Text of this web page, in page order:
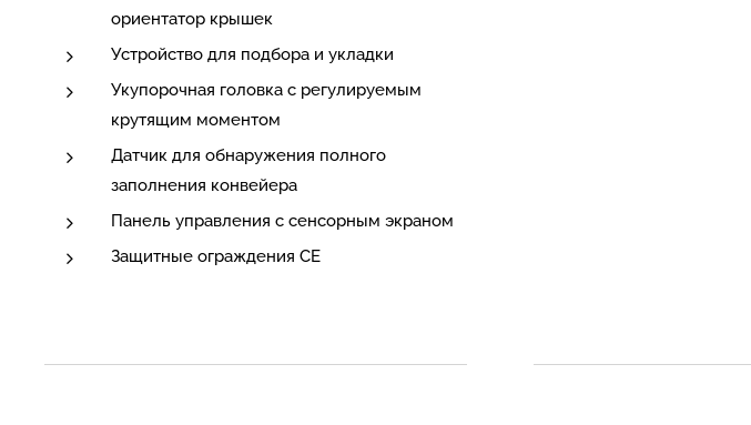
ориентатор крышек
Устройство для подбора и укладки
Укупорочная головка с регулируемым
крутящим моментом
Датчик для обнаружения полного
заполнения конвейера
Панель управления с сенсорным экраном
Защитные ограждения CE